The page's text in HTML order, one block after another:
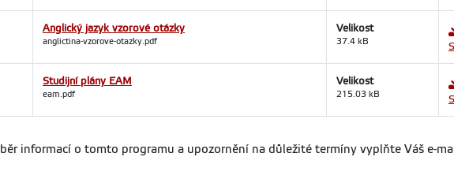
Anglický jazyk vzorové otázky
anglictina-vzorove-otazky.pdf
Velikost
37.4 kB
Studijní plány EAM
eam.pdf
Velikost
215.03 kB
informací o tomto programu a upozornění na důležité termíny vyplňte Váš e-